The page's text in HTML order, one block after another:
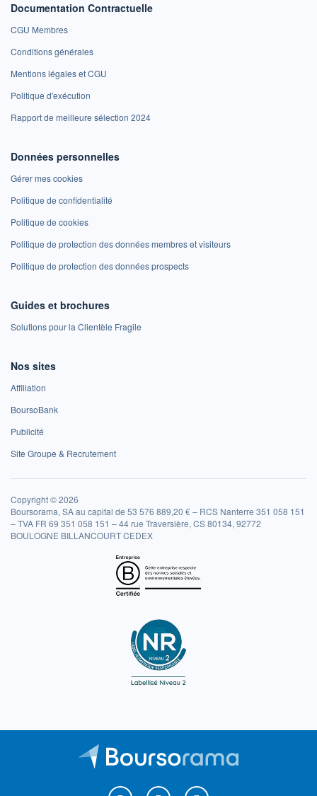
Documentation Contractuelle
CGU Membres
Conditions générales
Mentions légales et CGU
Politique d'exécution
Rapport de meilleure sélection 2024
Données personnelles
Gérer mes cookies
Politique de confidentialité
Politique de cookies
Politique de protection des données membres et visiteurs
Politique de protection des données prospects
Guides et brochures
Solutions pour la Clientèle Fragile
Nos sites
Affiliation
BoursoBank
Publicité
Site Groupe & Recrutement
Copyright © 2026
Boursorama, SA au capital de 53 576 889,20 € – RCS Nanterre 351 058 151
– TVA FR 69 351 058 151 – 44 rue Traversière, CS 80134, 92772
BOULOGNE BILLANCOURT CEDEX